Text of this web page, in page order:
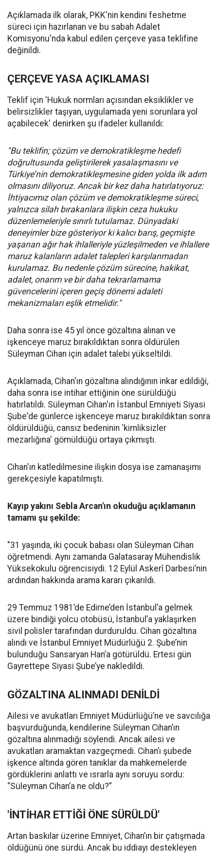
Açıklamada ilk olarak, PKK'nin kendini feshetme
süreci için hazırlanan ve bu sabah Adalet
Komisyonu'nda kabul edilen çerçeve yasa teklifine
değinildi.
ÇERÇEVE YASA AÇIKLAMASI
Teklif için 'Hukuk normları açısından eksiklikler ve
belirsizlikler taşıyan, uygulamada yeni sorunlara yol
açabilecek' denirken şu ifadeler kullanıldı:
"Bu teklifin; çözüm ve demokratikleşme hedefi
doğrultusunda geliştirilerek yasalaşmasını ve
Türkiye’nin demokratikleşmesine giden yolda ilk adım
olmasını diliyoruz. Ancak bir kez daha hatırlatıyoruz:
İhtiyacımız olan çözüm ve demokratikleşme süreci,
yalnızca silah bırakanlara ilişkin ceza hukuku
düzenlemeleriyle sınırlı tutulamaz. Dünyadaki
deneyimler bize gösteriyor ki kalıcı barış, geçmişte
yaşanan ağır hak ihlalleriyle yüzleşilmeden ve ihlallere
maruz kalanların adalet talepleri karşılanmadan
kurulamaz. Bu nedenle çözüm sürecine, hakikat,
adalet, onarım ve bir daha tekrarlamama
güvencelerini içeren geçiş dönemi adaleti
mekanizmaları eşlik etmelidir."
Daha sonra ise 45 yıl önce gözaltına alınan ve
işkenceye maruz bırakıldıktan sonra öldürülen
Süleyman Cihan için adalet talebi yükseltildi.
Açıklamada, Cihan'ın gözaltına alındığının inkar edildiği,
daha sonra ise intihar ettiğinin öne sürüldüğü
hatırlatıldı. Süleyman Cihan'ın İstanbul Emniyeti Siyasi
Şube'de günlerce işkenceye maruz bırakıldıktan sonra
öldürüldüğü, cansız bedeninin 'kimliksizler
mezarlığına' gömüldüğü ortaya çıkmıştı.
Cihan'ın katledilmesine ilişkin dosya ise zamanaşımı
gerekçesiyle kapatılmıştı.
Kayıp yakını Sebla Arcan'ın okuduğu açıklamanın
tamamı şu şekilde:
"31 yaşında, iki çocuk babası olan Süleyman Cihan
öğretmendi. Aynı zamanda Galatasaray Mühendislik
Yüksekokulu öğrencisiydi. 12 Eylül Askerî Darbesi’nin
ardından hakkında arama kararı çıkarıldı.
29 Temmuz 1981’de Edirne’den İstanbul’a gelmek
üzere bindiği yolcu otobüsü, İstanbul’a yaklaşırken
sivil polisler tarafından durduruldu. Cihan gözaltına
alındı ve İstanbul Emniyet Müdürlüğü 2. Şube’nin
bulunduğu Sansaryan Han’a götürüldü. Ertesi gün
Gayrettepe Siyasi Şube’ye nakledildi.
GÖZALTINA ALINMADI DENİLDİ
Ailesi ve avukatları Emniyet Müdürlüğü’ne ve savcılığa
başvurduğunda, kendilerine Süleyman Cihan’ın
gözaltına alınmadığı söylendi. Ancak ailesi ve
avukatları aramaktan vazgeçmedi. Cihan’ı şubede
işkence altında gören tanıklar da mahkemelerde
gördüklerini anlattı ve ısrarla aynı soruyu sordu:
“Süleyman Cihan’a ne oldu?”
'İNTİHAR ETTİĞİ ÖNE SÜRÜLDÜ'
Artan baskılar üzerine Emniyet, Cihan’ın bir çatışmada
öldüğünü öne sürdü. Ancak bu iddiayı destekleyen